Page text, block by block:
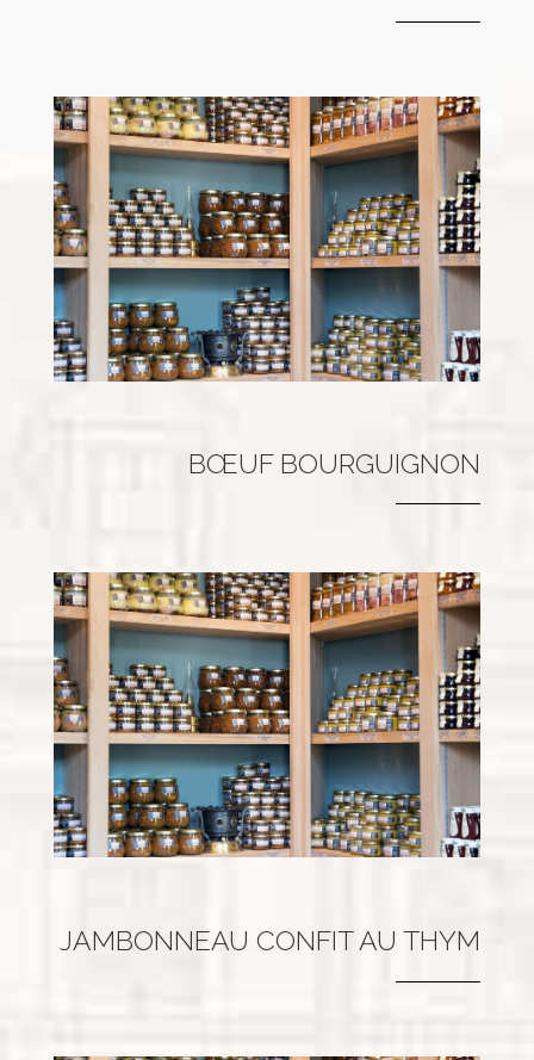
BŒUF BOURGUIGNON
JAMBONNEAU CONFIT AU THYM